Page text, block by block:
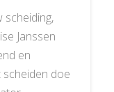
scheiding,
Janssen
en
doe